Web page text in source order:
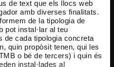
de text que els llocs web
amb diverses finalitats.
de la tipologia de
pot instal·lar al teu
de cada tipologia concreta
quin propòsit tenen, qui les
o bé de tercers) i quin és
instal·lades al
els teus bitllets